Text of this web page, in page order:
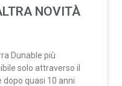
NOVITÀ
Dunable più
solo attraverso il
dopo quasi 10 anni